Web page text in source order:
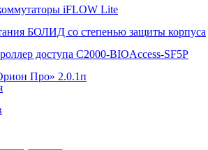
iFLOW Lite
БОЛИД со степенью защиты корпуса
доступа С2000-BIOAccess-SF5P
Про» 2.0.1п